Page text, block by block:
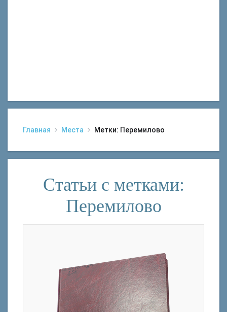
Главная Места Метки: Перемилово
Статьи с метками:
Перемилово